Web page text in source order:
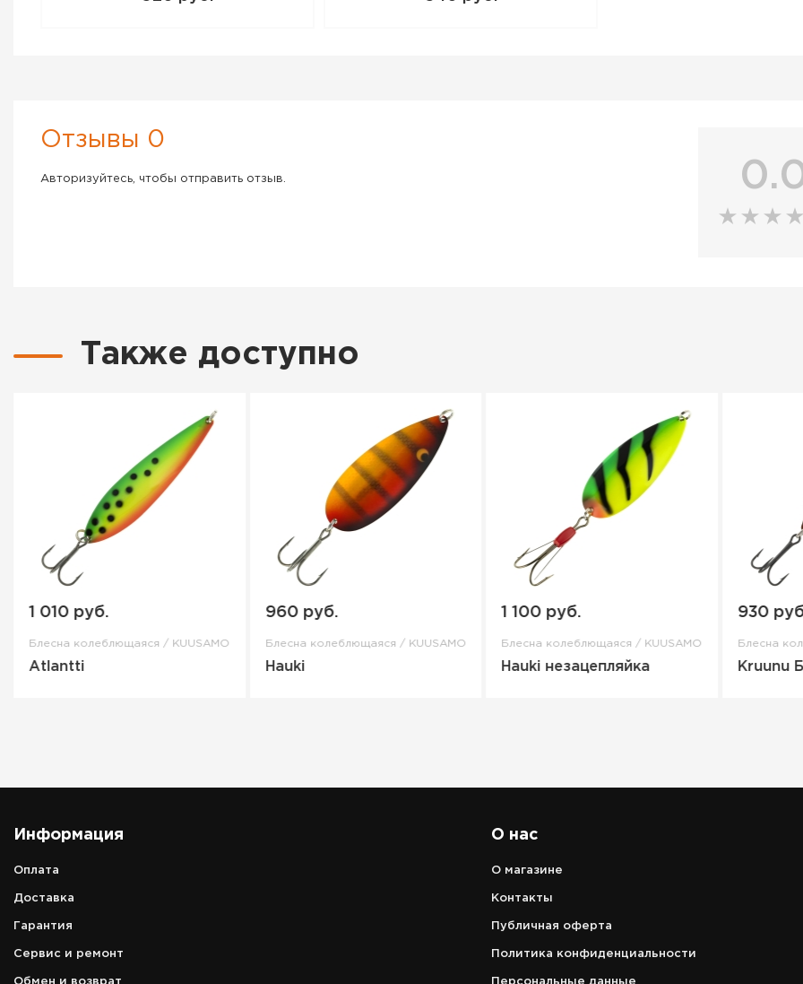
Отзывы 0
Авторизуйтесь, чтобы отправить отзыв.
Также доступно
1 010 руб.
Блесна колеблющаяся / KUUSAMO
Atlantti
960 руб.
Блесна колеблющаяся / KUUSAMO
Hauki
1 100 руб.
Блесна колеблющаяся / KUUSAMO
Hauki незацепляйка
930
Блесна
Kruunu
Информация
Оплата
Доставка
Гарантия
Сервис и ремонт
Обмен и возврат
О нас
О магазине
Контакты
Публичная оферта
Политика конфиденциальности
Персональные данные